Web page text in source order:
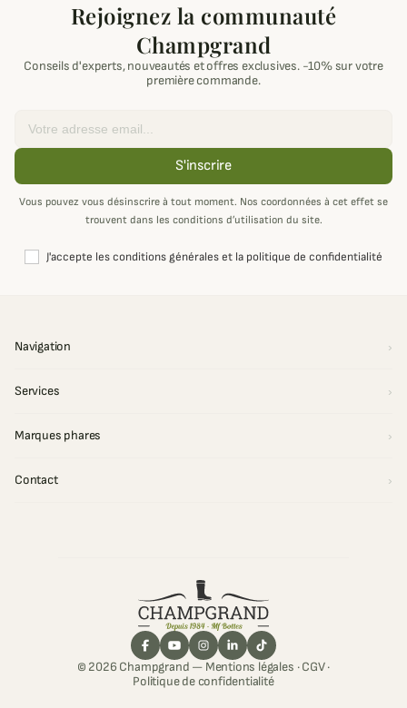
Rejoignez la communauté
Champgrand
Conseils d'experts, nouveautés et offres exclusives. -10% sur votre
première commande.
S'inscrire
Vous pouvez vous désinscrire à tout moment. Nos coordonnées à cet effet se
trouvent dans les conditions d’utilisation du site.
J'accepte les conditions générales et la politique de confidentialité
Navigation
Services
Marques phares
Contact
© 2026 Champgrand — Mentions légales ·CGV·
Politique de confidentialité